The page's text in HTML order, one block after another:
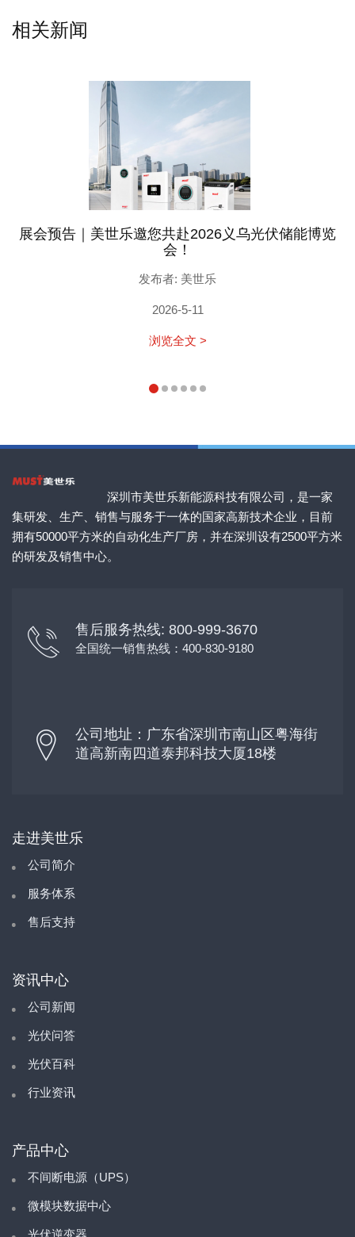
相关新闻
展会预告｜美世乐邀您共赴2026义乌光伏储能博览
会！
发布者: 美世乐
2026-5-11
浏览全文 >
深圳市美世乐新能源科技有限公司，是一家
集研发、生产、销售与服务于一体的国家高新技术企业，目前
拥有50000平方米的自动化生产厂房，并在深圳设有2500平方米
的研发及销售中心。
售后服务热线: 800-999-3670
全国统一销售热线：400-830-9180
公司地址：广东省深圳市南山区粤海街
道高新南四道泰邦科技大厦18楼
走进美世乐
公司简介
服务体系
售后支持
资讯中心
公司新闻
光伏问答
光伏百科
行业资讯
产品中心
不间断电源（UPS）
微模块数据中心
光伏逆变器